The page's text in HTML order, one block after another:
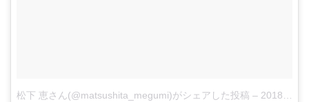
松下 恵さん(@matsushita_megumi)がシェアした投稿 – 2018年 6月月20日午前12時53分PDT